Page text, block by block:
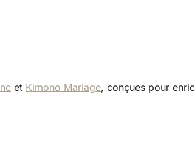
et Kimono Mariage, conçues pour